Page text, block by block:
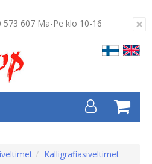
×
573 607 Ma-Pe klo 10-16
Kalligrafiasiveltimet